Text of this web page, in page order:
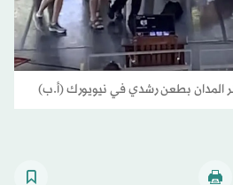
بطعن رشدي في نيويورك (أ.ب)